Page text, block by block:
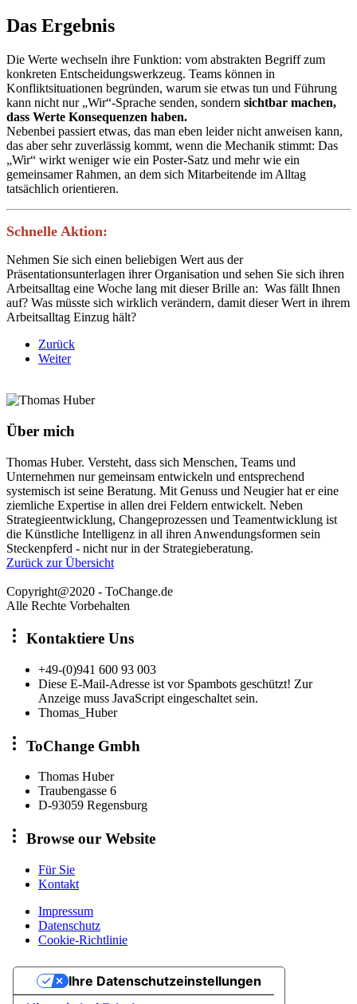
Das Ergebnis
Die Werte wechseln ihre Funktion: vom abstrakten Begriff zum
konkreten Entscheidungswerkzeug. Teams können in
Konfliktsituationen begründen, warum sie etwas tun und Führung
kann nicht nur „Wir“-Sprache senden, sondern sichtbar machen,
dass Werte Konsequenzen haben.
Nebenbei passiert etwas, das man eben leider nicht anweisen kann,
das aber sehr zuverlässig kommt, wenn die Mechanik stimmt: Das
„Wir“ wirkt weniger wie ein Poster-Satz und mehr wie ein
gemeinsamer Rahmen, an dem sich Mitarbeitende im Alltag
tatsächlich orientieren.
Schnelle Aktion:
Nehmen Sie sich einen beliebigen Wert aus der
Präsentationsunterlagen ihrer Organisation und sehen Sie sich ihren
Arbeitsalltag eine Woche lang mit dieser Brille an: Was fällt Ihnen
auf? Was müsste sich wirklich verändern, damit dieser Wert in ihrem
Arbeitsalltag Einzug hält?
Zurück
Weiter
Über mich
Thomas Huber. Versteht, dass sich Menschen, Teams und
Unternehmen nur gemeinsam entwickeln und entsprechend
systemisch ist seine Beratung. Mit Genuss und Neugier hat er eine
ziemliche Expertise in allen drei Feldern entwickelt. Neben
Strategieentwicklung, Changeprozessen und Teamentwicklung ist
die Künstliche Intelligenz in all ihren Anwendungsformen sein
Steckenpferd - nicht nur in der Strategieberatung.
Zurück zur Übersicht
Copyright@2020 - ToChange.de
Alle Rechte Vorbehalten
Kontaktiere Uns
+49-(0)941 600 93 003
Diese E-Mail-Adresse ist vor Spambots geschützt! Zur
Anzeige muss JavaScript eingeschaltet sein.
Thomas_Huber
ToChange Gmbh
Thomas Huber
Traubengasse 6
D-93059 Regensburg
Browse our Website
Für Sie
Kontakt
Impressum
Datenschutz
Cookie-Richtlinie
Ihre Datenschutzeinstellungen